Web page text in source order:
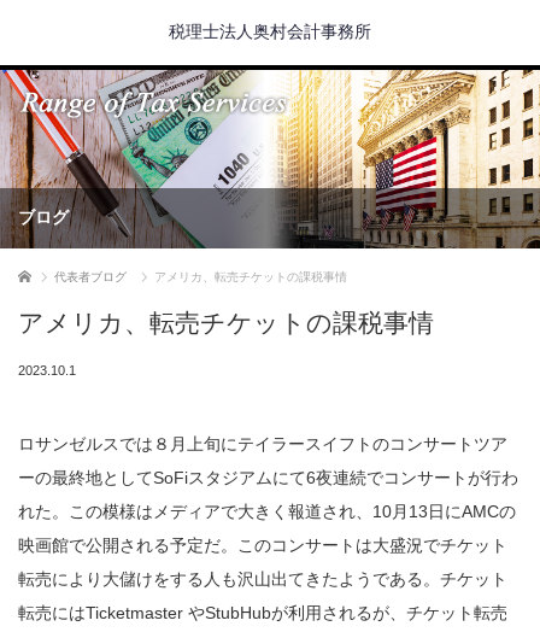
税理士法人奥村会計事務所
ブログ
ホーム 代表者ブログ アメリカ、転売チケットの課税事情
アメリカ、転売チケットの課税事情
2023.10.1
ロサンゼルスでは８月上旬にテイラースイフトのコンサートツア
ーの最終地としてSoFiスタジアムにて6夜連続でコンサートが行わ
れた。この模様はメディアで大きく報道され、10月13日にAMCの
映画館で公開される予定だ。このコンサートは大盛況でチケット
転売により大儲けをする人も沢山出てきたようである。チケット
転売にはTicketmaster やStubHubが利用されるが、チケット転売